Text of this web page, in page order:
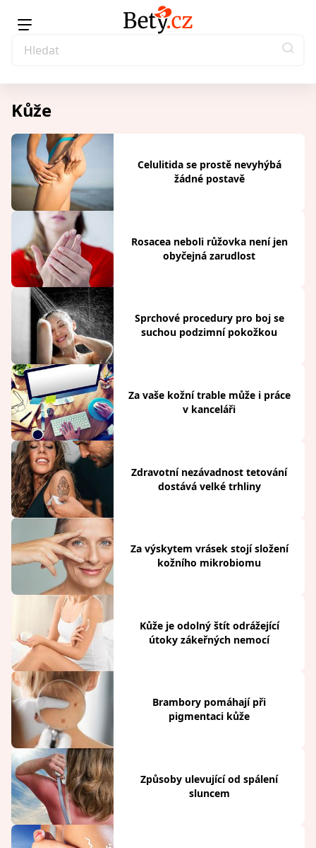
Kůže
Celulitida se prostě nevyhýbá
žádné postavě
Rosacea neboli růžovka není jen
obyčejná zarudlost
Sprchové procedury pro boj se
suchou podzimní pokožkou
Za vaše kožní trable může i práce
v kanceláři
Zdravotní nezávadnost tetování
dostává velké trhliny
Za výskytem vrásek stojí složení
kožního mikrobiomu
Kůže je odolný štít odrážející
útoky zákeřných nemocí
Brambory pomáhají při
pigmentaci kůže
Způsoby ulevující od spálení
sluncem